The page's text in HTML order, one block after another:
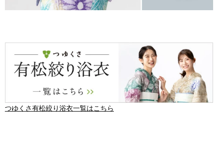
つゆくさ有松絞り浴衣一覧はこちら